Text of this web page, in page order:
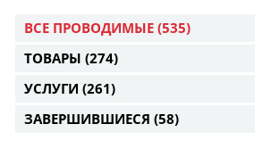
ВСЕ ПРОВОДИМЫЕ (535)
ТОВАРЫ (274)
УСЛУГИ (261)
ЗАВЕРШИВШИЕСЯ (58)